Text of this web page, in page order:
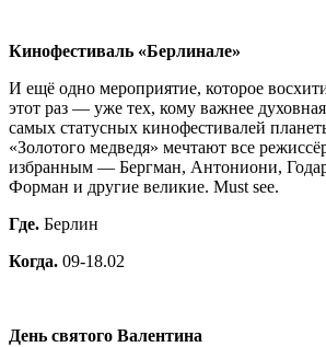
Кинофестиваль «Берлинале»
И ещё одно мероприятие, которое
этот раз — уже тех, кому важнее
самых статусных кинофестивалей
«Золотого медведя» мечтают все
избранным — Бергман, Антониони,
Форман и другие великие. Must see.
Где. Берлин
Когда. 09-18.02
День святого Валентина